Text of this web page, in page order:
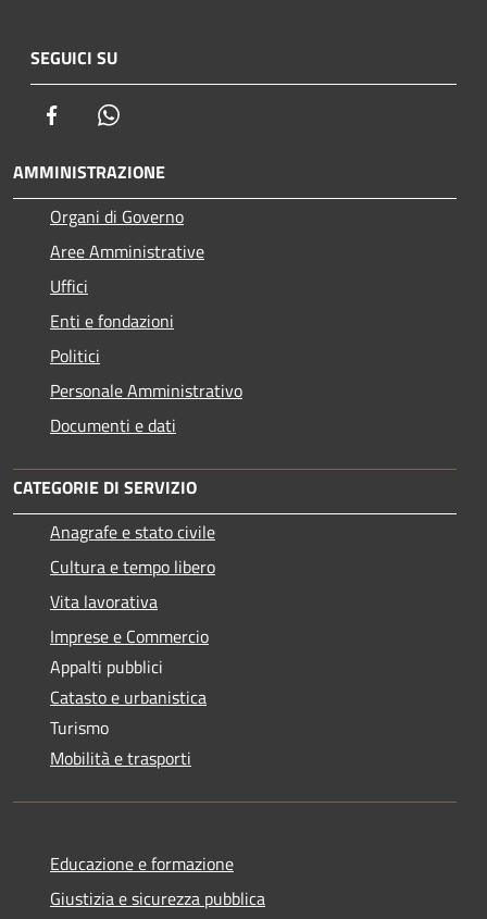
SEGUICI SU
Facebook
AMMINISTRAZIONE
Organi di Governo
Aree Amministrative
Uffici
Enti e fondazioni
Politici
Personale Amministrativo
Documenti e dati
CATEGORIE DI SERVIZIO
Anagrafe e stato civile
Cultura e tempo libero
Vita lavorativa
Imprese e Commercio
Appalti pubblici
Catasto e urbanistica
Turismo
Mobilità e trasporti
Educazione e formazione
Giustizia e sicurezza pubblica